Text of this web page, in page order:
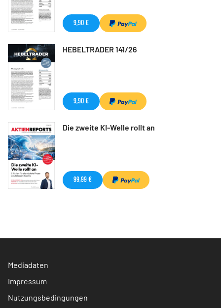
9,90 €
HEBELTRADER 141/26
9,90 €
Die zweite KI-Welle rollt an
99,99 €
Mediadaten
Impressum
Nutzungsbedingungen